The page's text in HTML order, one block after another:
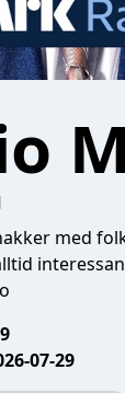
med
9
07-29